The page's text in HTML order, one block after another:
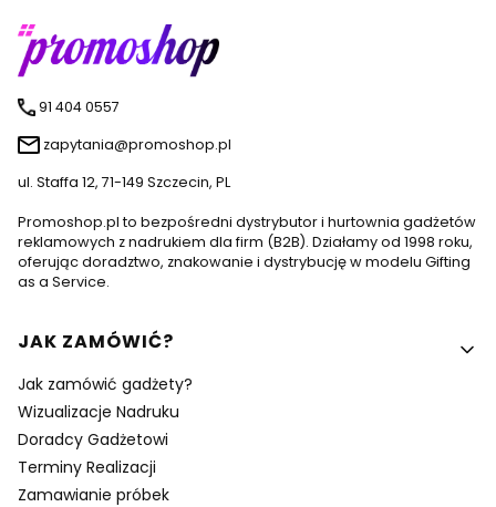
91 404 0557
zapytania@promoshop.pl
ul. Staffa 12, 71-149 Szczecin, PL
Promoshop.pl to bezpośredni dystrybutor i hurtownia gadżetów
reklamowych z nadrukiem dla firm (B2B). Działamy od 1998 roku,
oferując doradztwo, znakowanie i dystrybucję w modelu Gifting
as a Service.
Linki w stopce
JAK ZAMÓWIĆ?
Jak zamówić gadżety?
Wizualizacje Nadruku
Doradcy Gadżetowi
Terminy Realizacji
Zamawianie próbek